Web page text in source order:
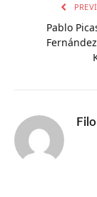
Pablo